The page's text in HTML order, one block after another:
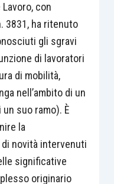
con
3831, ha ritenuto
gli sgravi
di lavoratori
di mobilità,
nell’ambito di un
suo ramo). È
la
novità intervenuti
significative
originario